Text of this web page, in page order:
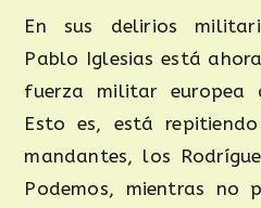
En sus delirios
Pablo Iglesias está
fuerza militar europea
Esto es, está
mandantes, los
Podemos, mientras no